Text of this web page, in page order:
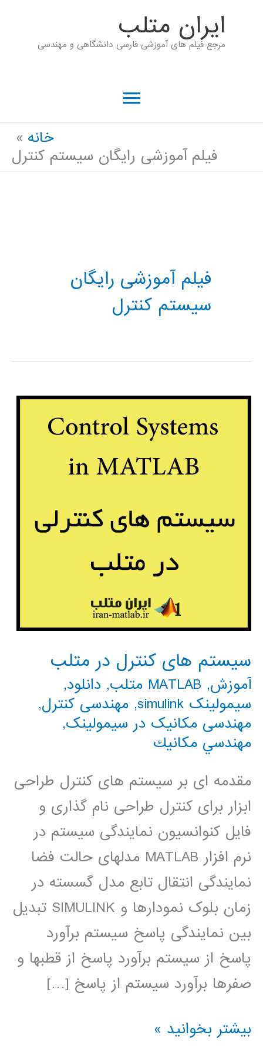
ايران متلب
مرجع فیلم های آموزشی فارسی دانشگاهی و مهندسی
فهرست
خانه
فیلم آموزشی رایگان سیستم کنترل
فیلم آموزشی رایگان
سیستم کنترل
سیستم های کنترل در متلب
آموزش, MATLAB متلب , دانلود,
سیمولینک simulink
, مهندسی کنترل,
مهندسی مکانیک در سیمولینک,
مهندسي مكانيك
مقدمه ای بر سیستم های کنترل طراحی
ابزار برای کنترل طراحی نام گذاری و
فایل کنوانسیون نمایندگی سیستم در
نرم افزار MATLAB مدلهای حالت فضا
نمایندگی انتقال تابع مدل گسسته در
زمان بلوک نمودارها و SIMULINK تبدیل
بین نمایندگی پاسخ سیستم برآورد
پاسخ از سیستم برآورد پاسخ از قطبها و
صفرها برآورد سیستم از پاسخ […]
سیستم
بیشتر بخوانید »